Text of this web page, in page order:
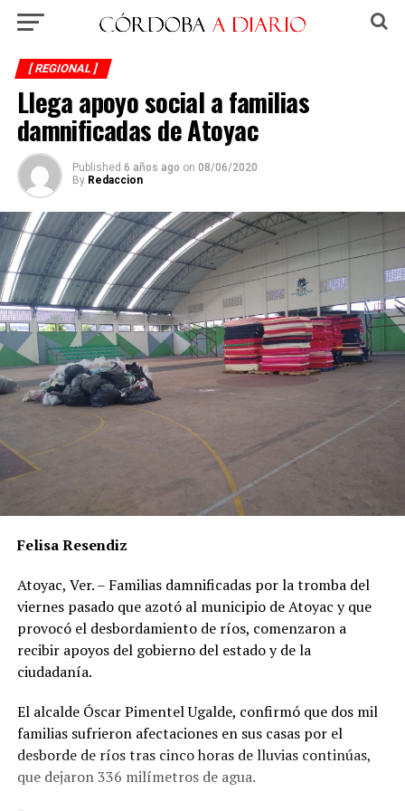
[ REGIONAL ]
Llega apoyo social a familias
damnificadas de Atoyac
Published 6 años ago on 08/06/2020
By Redaccion
Felisa Resendiz
Atoyac, Ver. – Familias damnificadas por la tromba del
viernes pasado que azotó al municipio de Atoyac y que
provocó el desbordamiento de ríos, comenzaron a
recibir apoyos del gobierno del estado y de la
ciudadanía.
El alcalde Óscar Pimentel Ugalde, confirmó que dos mil
familias sufrieron afectaciones en sus casas por el
desborde de ríos tras cinco horas de lluvias continúas,
que dejaron 336 milímetros de agua.